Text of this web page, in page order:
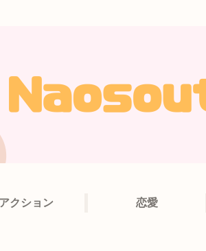
アクション 恋愛